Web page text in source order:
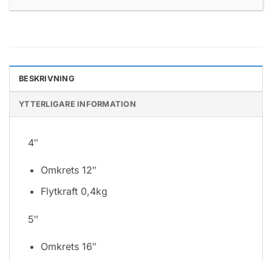
BESKRIVNING
YTTERLIGARE INFORMATION
4″
Omkrets 12″
Flytkraft 0,4kg
5″
Omkrets 16″